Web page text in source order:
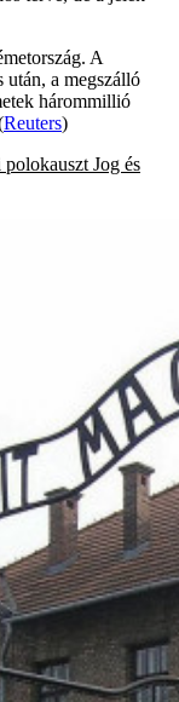
A
után, a megszálló
hárommillió
Reuters)
polokauszt Jog és